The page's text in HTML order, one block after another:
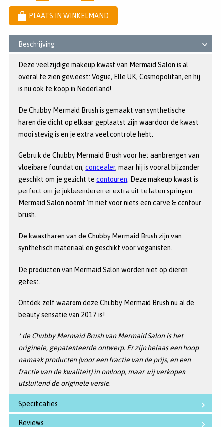
PLAATS IN WINKELMAND
Beschrijving
Deze veelzijdige makeup kwast van Mermaid Salon is al
overal te zien geweest: Vogue, Elle UK, Cosmopolitan, en hij
is nu ook te koop in Nederland!
De Chubby Mermaid Brush is gemaakt van synthetische
haren die dicht op elkaar geplaatst zijn waardoor de kwast
mooi stevig is en je extra veel controle hebt.
Gebruik de Chubby Mermaid Brush voor het aanbrengen van
vloeibare foundation,concealer, maar hij is vooral bijzonder
geschikt om je gezicht tecontouren . Deze makeup kwast is
perfect om je jukbeenderen er extra uit te laten springen.
Mermaid Salon noemt 'm niet voor niets een carve & contour
brush.
De kwastharen van de Chubby Mermaid Brush zijn van
synthetisch materiaal en geschikt voor veganisten.
De producten van Mermaid Salon worden niet op dieren
getest.
Ontdek zelf waarom deze Chubby Mermaid Brush nu al de
beauty sensatie van 2017 is!
* de Chubby Mermaid Brush van Mermaid Salon is het
originele, gepatenteerde ontwerp. Er zijn helaas een hoop
namaak producten (voor een fractie van de prijs, en een
fractie van de kwaliteit) in omloop, maar wij verkopen
utsluitend de originele versie.
Specificaties
Reviews